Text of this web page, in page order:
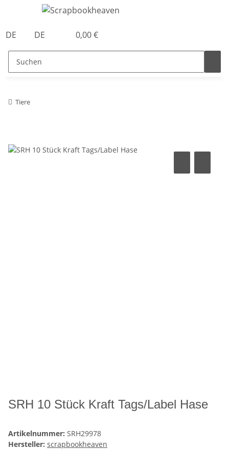
DE DE 0,00 €
Tiere
SRH 10 Stück Kraft Tags/Label Hase
Artikelnummer: SRH29978
Hersteller: scrapbookheaven